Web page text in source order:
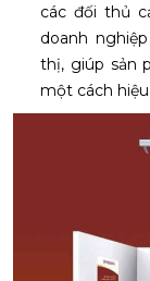
các đối thủ
doanh
thị, giúp sản
một cách hiệu